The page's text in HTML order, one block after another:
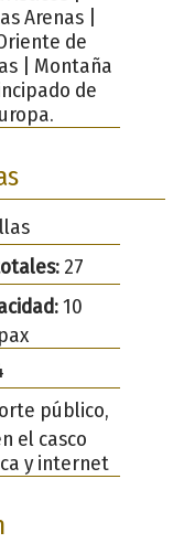
Arenas |
de
| Montaña
de
27
10
público,
el casco
y internet